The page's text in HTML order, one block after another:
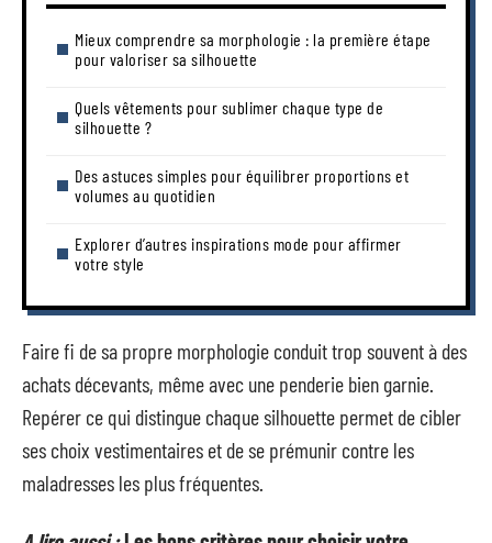
Mieux comprendre sa morphologie : la première étape
pour valoriser sa silhouette
Quels vêtements pour sublimer chaque type de
silhouette ?
Des astuces simples pour équilibrer proportions et
volumes au quotidien
Explorer d’autres inspirations mode pour affirmer
votre style
Faire fi de sa propre morphologie conduit trop souvent à des
achats décevants, même avec une penderie bien garnie.
Repérer ce qui distingue chaque silhouette permet de cibler
ses choix vestimentaires et de se prémunir contre les
maladresses les plus fréquentes.